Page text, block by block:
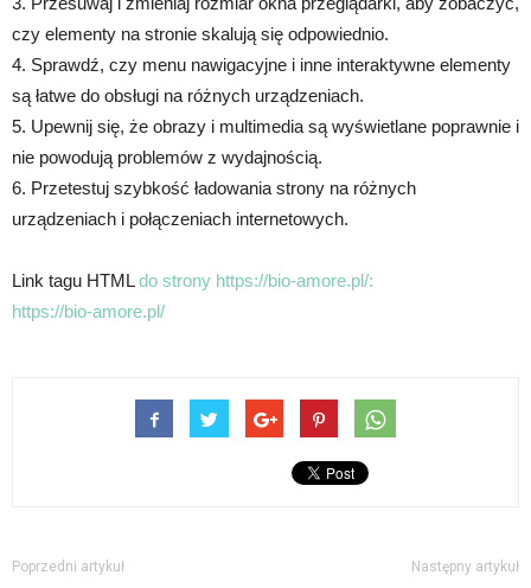
czy elementy na stronie skalują się odpowiednio.
4. Sprawdź, czy menu nawigacyjne i inne interaktywne elementy
są łatwe do obsługi na różnych urządzeniach.
5. Upewnij się, że obrazy i multimedia są wyświetlane poprawnie i
nie powodują problemów z wydajnością.
6. Przetestuj szybkość ładowania strony na różnych
urządzeniach i połączeniach internetowych.
Link tagu HTMLdo strony https://bio-amore.pl/:
https://bio-amore.pl/
Poprzedni artykuł Następny artykuł